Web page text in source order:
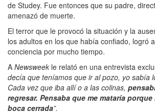
de Studey. Fue entonces que su padre,
amenazó de muerte.
El terror que le provocó la situación y la
los adultos en los que había confiado, logró
conciencia por mucho tiempo.
A Newsweek le relató en una entrevista
decía que teníamos que ir al pozo, yo sabía
Cada vez que iba allí o a las colinas,
regresar. Pensaba que me mataría
boca cerrada”.